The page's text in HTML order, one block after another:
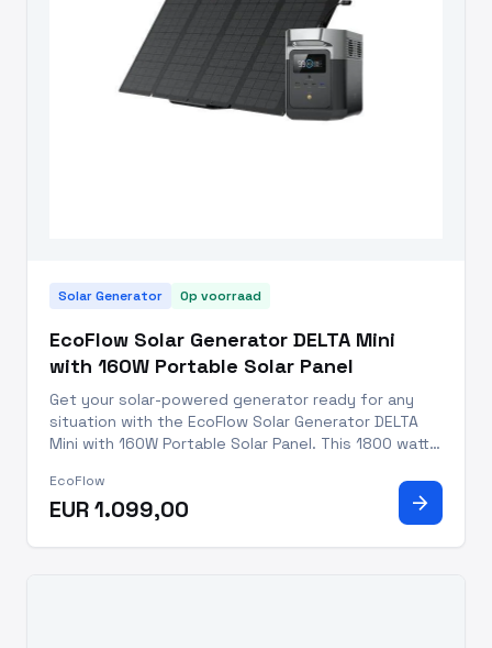
Solar Generator Op voorraad
EcoFlow Solar Generator DELTA Mini
with 160W Portable Solar Panel
Get your solar-powered generator ready for any
situation with the EcoFlow Solar Generator DELTA
Mini with 160W Portable Solar Panel. This 1800 watt
dust and water resistant, making it perfect for all
your outdo
EcoFlow
EUR 1.099,00 arrow_forward